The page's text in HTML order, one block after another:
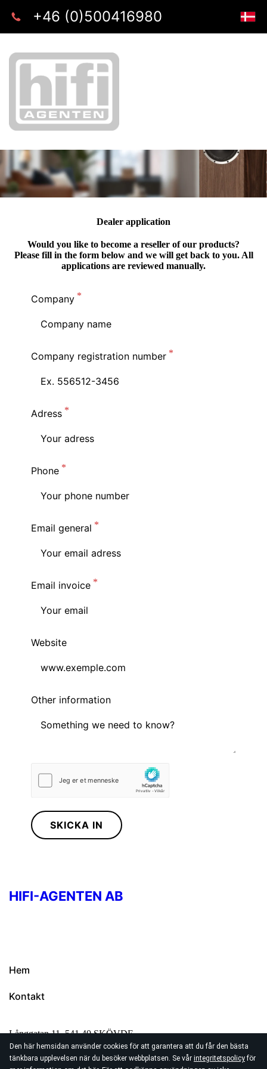
Den här hemsidan använder cookies för att garantera att du får den bästa
tänkbara upplevelsen när du besöker webbplatsen. Se vår integritetspolicyför
+46 (0)500416980
Dealer application
Would you like to become a reseller of our products?
Please fill in the form below and we will get back to you. All
applications are reviewed manually.
Company
Company registration number
Adress
Phone
Email general
Email invoice
Website
Other information
SKICKA IN
HIFI-AGENTEN AB
Långgatan 11, 541 40 SKÖVDE
+46 (0)500416980
info@hifi-agenten.se
Hem
Kontakt